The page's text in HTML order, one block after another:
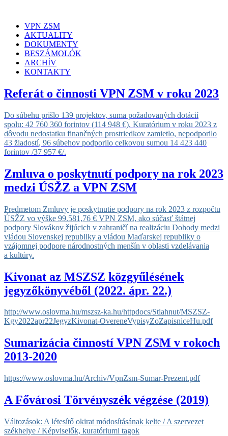
VPN ZSM
AKTUALITY
DOKUMENTY
BESZÁMOLÓK
ARCHÍV
KONTAKTY
Referát o činnosti VPN ZSM v roku 2023
Do súbehu prišlo 139 projektov, suma požadovaných dotácií
spolu: 42 760 360 forintov (114 948 €). Kuratórium v roku 2023 z
dôvodu nedostatku finančných prostriedkov zamietlo, nepodporilo
43 žiadostí, 96 súbehov podporilo celkovou sumou 14 423 440
forintov /37 957 €/.
Zmluva o poskytnutí podpory na rok 2023
medzi ÚSŽZ a VPN ZSM
Predmetom Zmluvy je poskytnutie podpory na rok 2023 z rozpočtu
ÚSŽZ vo výške 99.581,76 € VPN ZSM, ako súčasť štátnej
podpory Slovákov žijúcich v zahraničí na realizáciu Dohody medzi
vládou Slovenskej republiky a vládou Maďarskej republiky o
vzájomnej podpore národnostných menšín v oblasti vzdelávania
a kultúry.
Kivonat az MSZSZ közgyűlésének
jegyzőkönyvéből (2022. ápr. 22.)
http://www.oslovma.hu/mszsz-ka.hu/httpdocs/Stiahnut/MSZSZ-
Kgy2022apr22JegyzKivonat-OvereneVypisyZoZapisniceHu.pdf
Sumarizácia činností VPN ZSM v rokoch
2013-2020
https://www.oslovma.hu/Archiv/VpnZsm-Sumar-Prezent.pdf
A Fővárosi Törvényszék végzése (2019)
Változások: A létesítő okirat módosításának kelte / A szervezet
székhelye / Képviselők, kuratóriumi tagok